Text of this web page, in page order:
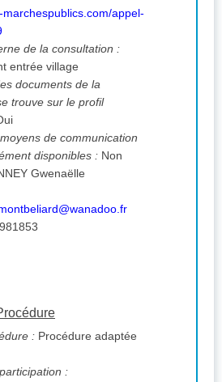
marchespublics.com/appel-
de la consultation :
entrée village
documents de la
trouve sur le profil
de communication
disponibles : Non
Gwenaëlle
: Procédure adaptée
: